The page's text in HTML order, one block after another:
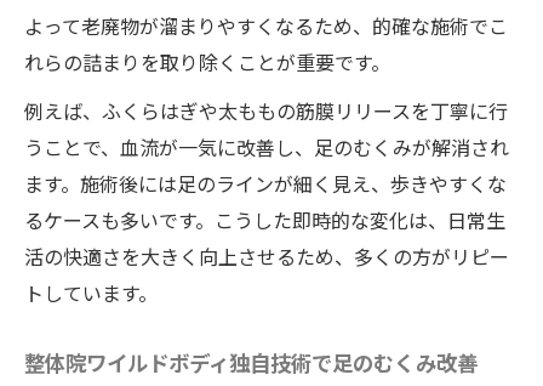
よって老廃物が溜まりやすくなるため、的確な施術でこ
れらの詰まりを取り除くことが重要です。
例えば、ふくらはぎや太ももの筋膜リリースを丁寧に行
うことで、血流が一気に改善し、足のむくみが解消され
ます。施術後には足のラインが細く見え、歩きやすくな
るケースも多いです。こうした即時的な変化は、日常生
活の快適さを大きく向上させるため、多くの方がリピー
トしています。
整体院ワイルドボディ独自技術で足のむくみ改善